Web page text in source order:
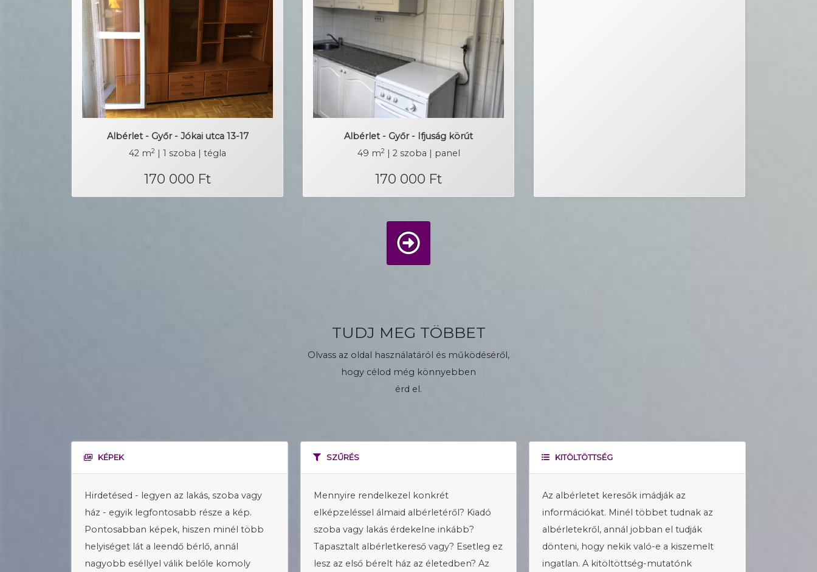
Albérlet - Győr - Jókai utca 13-17
42 m2 | 1 szoba | tégla
170 000 Ft
Albérlet - Győr - Ifjuság körút
49 m2| 2 szoba | panel
170 000 Ft
TUDJ MEG TÖBBET
Olvass az oldal használatáról és működéséről,
hogy célod még könnyebben
érd el.
KÉPEK
Hirdetésed - legyen az lakás, szoba vagy
ház - egyik legfontosabb része a kép.
Pontosabban képek, hiszen minél több
helyiséget lát a leendő bérlő, annál
nagyobb eséllyel válik belőle komoly
SZŰRÉS
Mennyire rendelkezel konkrét
elképzeléssel álmaid albérletéről? Kiadó
szoba vagy lakás érdekelne inkább?
Tapasztalt albérletkereső vagy? Esetleg ez
lesz az első bérelt ház az életedben? Az
KITÖLTÖTTSÉG
Az albérletet keresők imádják az
információkat. Minél többet tudnak az
albérletekről, annál jobban el tudják
dönteni, hogy nekik való-e a kiszemelt
ingatlan. A kitöltöttség-mutatónk